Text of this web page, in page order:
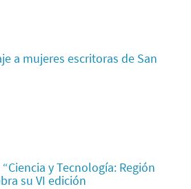
a mujeres escritoras de San
y Tecnología: Región
su VI edición